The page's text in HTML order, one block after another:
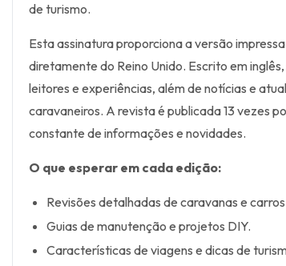
de turismo.
Esta assinatura proporciona a versão
diretamente do Reino Unido. Escrito em
leitores e experiências, além de notícias e
caravaneiros. A revista é publicada 13 vezes
constante de informações e novidades.
O que esperar em cada edição:
Revisões detalhadas de caravanas e
Guias de manutenção e projetos DIY.
Características de viagens e dicas de